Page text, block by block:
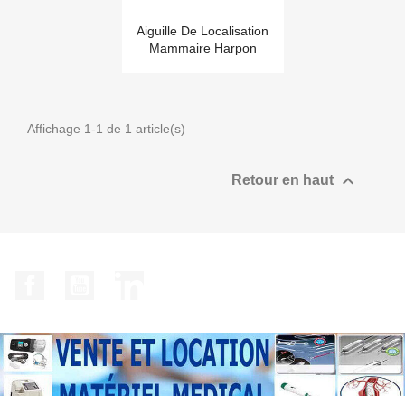
Aiguille De Localisation
Mammaire Harpon
Affichage 1-1 de 1 article(s)
Retour en haut 